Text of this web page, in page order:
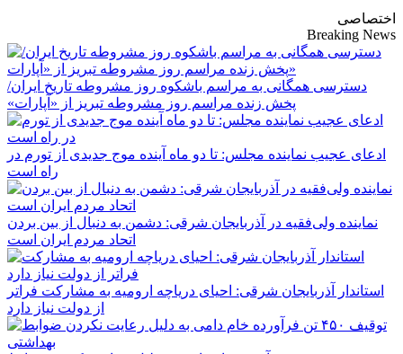
اختصاصی
Breaking News
دسترسی همگانی به مراسم باشکوه روز مشروطه تاریخ ایران/
پخش زنده مراسم روز مشروطه تبریز از «آپارات»
ادعای عجیب نماینده مجلس: تا دو ماه آینده موج جدیدی از تورم در
راه است
نماینده ولی‌فقیه در آذربایجان شرقی: دشمن به دنبال از بین بردن
اتحاد مردم ایران است
استاندار آذربایجان شرقی: احیای دریاچه ارومیه به مشارکت فراتر
از دولت نیاز دارد